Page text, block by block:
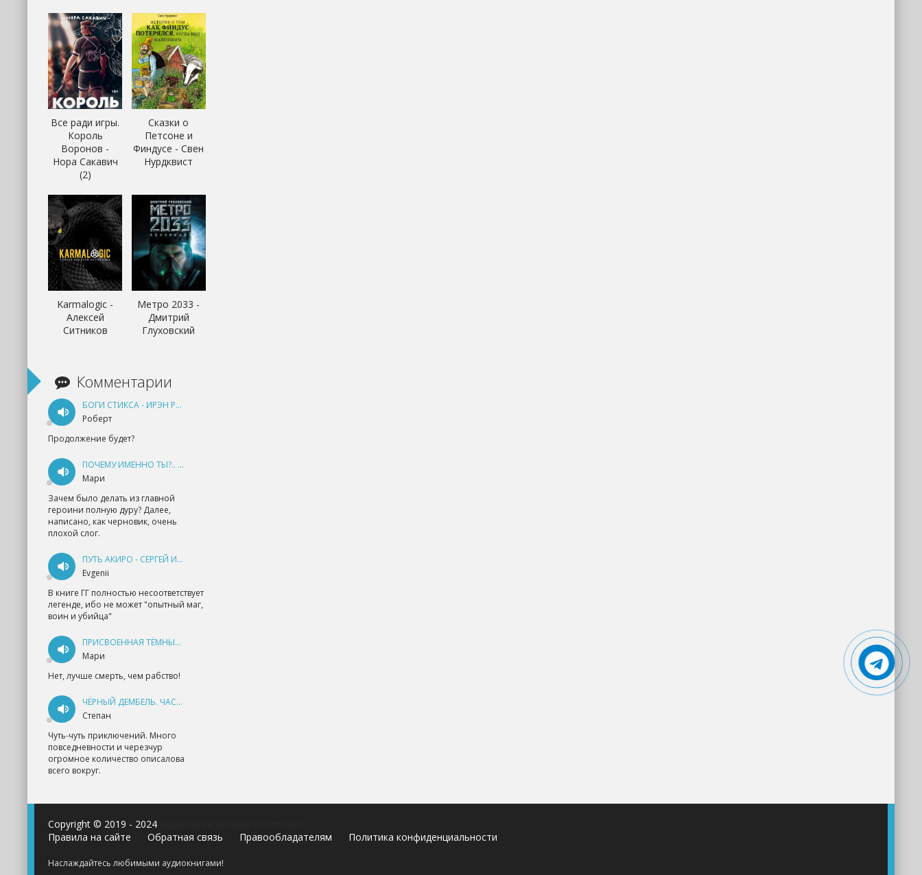
Все ради игры.
Король
Воронов -
Нора Сакавич
(2)
Сказки о
Петсоне и
Финдусе - Свен
Нурдквист
Karmalogic -
Алексей
Ситников
Метро 2033 -
Дмитрий
Глуховский
Комментарии
БОГИ СТИКСА - ИРЭН РУДКЕВИЧ
Роберт
Продолжение будет?
ПОЧЕМУ ИМЕННО ТЫ?.. КНИГА 1 - ЕКАТЕРИНА ЮДИНА
Мари
Зачем было делать из главной
героини полную дуру? Далее,
написано, как черновик, очень
плохой слог.
ПУТЬ АКИРО - СЕРГЕЙ ИЗМАЙЛОВ
Evgenii
В книге ГГ полностью несоответствует
легенде, ибо не может "опытный маг,
воин и убийца"
ПРИСВОЕННАЯ ТЁМНЫМ. ПРОКЛЯТАЯ ЛЮБОВЬ - АННА ГЕРР
Мари
Нет, лучше смерть, чем рабство!
ЧЁРНЫЙ ДЕМБЕЛЬ. ЧАСТЬ 1 - АНДРЕЙ ФЕДИН
Степан
Чуть-чуть приключений. Много
повседневности и черезчур
огромное количество описалова
всего вокруг.
Copyright © 2019 - 2024
Правила на сайте
Обратная связь Правообладателям Политика конфиденциальности
Наслаждайтесь любимыми аудиокнигами!